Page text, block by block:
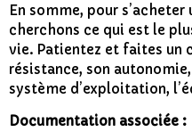
En somme, pour
cherchons ce qui est le
vie. Patientez et faites un
résistance, son
système d’exploitation,
Documentation associée :